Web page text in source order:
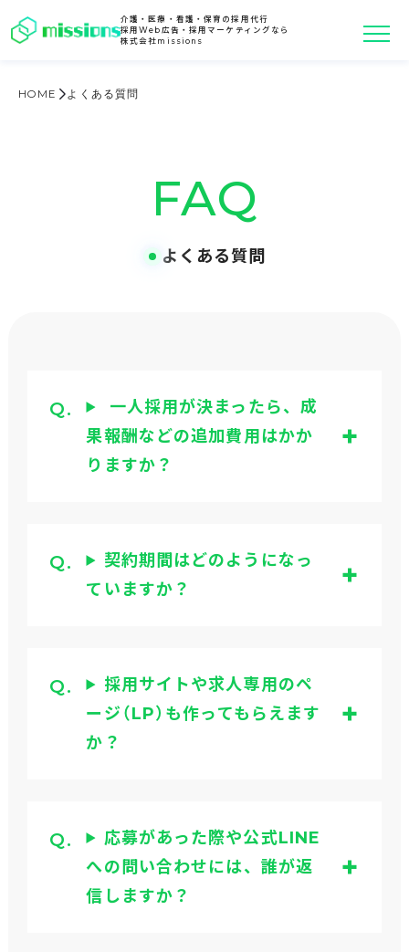
介護・医療・看護・保育の採用代行
採用Web広告・採用マーケティングなら
株式会社missions
HOME よくある質問
FAQ
よくある質問
一人採用が決まったら、成
果報酬などの追加費用はかか
りますか？
契約期間はどのようになっ
ていますか？
採用サイトや求人専用のペ
ージ（LP）も作ってもらえます
か？
応募があった際や公式LINE
への問い合わせには、誰が返
信しますか？